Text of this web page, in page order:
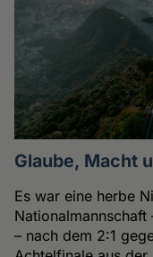
Glaube, Macht
Es war eine herbe
– nach dem 2:1